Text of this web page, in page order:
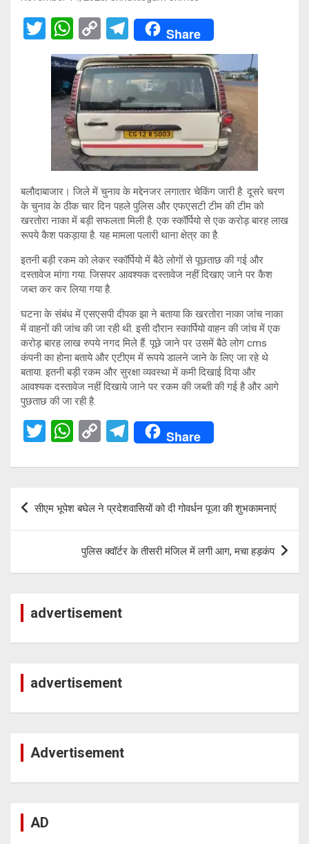
T
wi
tt
er
W
h
at
s
A
p
p
C
o
py
Li
n
k
T
el
e
gr
a
m
Share
बलौदाबाजार। जिले में चुनाव के मद्देनजर लगातार चेकिंग जारी है. दूसरे चरण
के चुनाव के ठीक चार दिन पहले पुलिस और एफएसटी टीम की टीम को
खरतोरा नाका में बड़ी सफलता मिली है. एक स्कॉर्पियो से एक करोड़ बारह लाख
रूपये कैश पकड़ाया है. यह मामला पलारी थाना क्षेत्र का है.
इतनी बड़ी रकम को लेकर स्कॉर्पियो में बैठे लोगों से पूछताछ की गई और
दस्तावेज मांगा गया. जिसपर आवश्यक दस्तावेज नहीं दिखाए जाने पर कैश
जब्त कर कर लिया गया है.
घटना के संबंध में एसएसपी दीपक झा ने बताया कि खरतोरा नाका जांच नाका
में वाहनों की जांच की जा रही थी. इसी दौरान स्कार्पियो वाहन की जांच में एक
करोड़ बारह लाख रुपये नगद मिले हैं. पूछे जाने पर उसमें बैठे लोग cms
कंपनी का होना बताये और एटीएम में रूपये डालने जाने के लिए जा रहे थे
बताया. इतनी बड़ी रकम और सुरक्षा व्यवस्था में कमी दिखाई दिया और
आवश्यक दस्तावेज नहीं दिखाये जाने पर रकम की जब्ती की गई है और आगे
पुछताछ की जा रही है.
T
tt
er
W
at
A
p
p
C
py
Li
n
k
T
e
gr
a
m
Share
Post
navigation
सीएम भूपेश बघेल ने प्रदेशवासियों को दी गोवर्धन पूजा की शुभकामनाएं
पुलिस क्वॉर्टर के तीसरी मंजिल में लगी आग, मचा हड़कंप
advertisement
advertisement
Advertisement
AD